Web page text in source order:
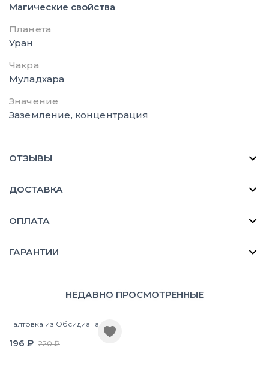
Магические свойства
Планета
Уран
Чакра
Муладхара
Значение
Заземление, концентрация
ОТЗЫВЫ
ДОСТАВКА
ОПЛАТА
ГАРАНТИИ
НЕДАВНО ПРОСМОТРЕННЫЕ
Галтовка из Обсидиана
196 ₽ 220 ₽